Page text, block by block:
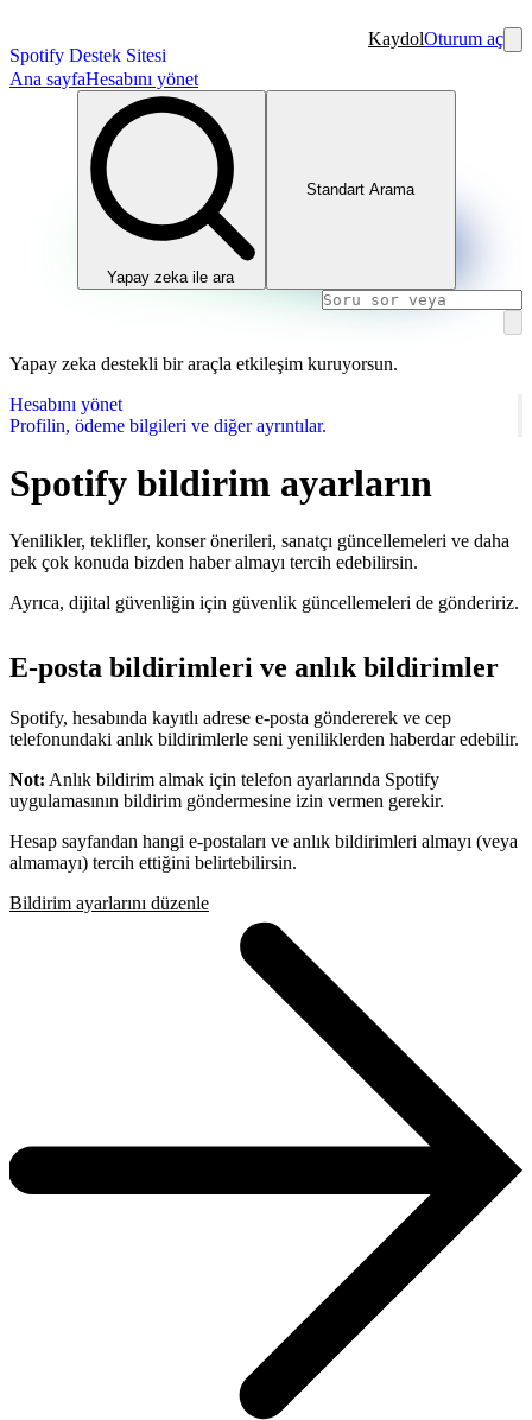
Spotify Destek Sitesi
KaydolOturum aç
Ana sayfaHesabını yönet
Yapay zeka ile ara
Standart Arama
Yapay zeka destekli bir araçla etkileşim kuruyorsun.
Hesabını yönet
Profilin, ödeme bilgileri ve diğer ayrıntılar.
Spotify bildirim ayarların
Yenilikler, teklifler, konser önerileri, sanatçı güncellemeleri ve daha
pek çok konuda bizden haber almayı tercih edebilirsin.
Ayrıca, dijital güvenliğin için güvenlik güncellemeleri de göndeririz.
E-posta bildirimleri ve anlık bildirimler
Spotify, hesabında kayıtlı adrese e-posta göndererek ve cep
telefonundaki anlık bildirimlerle seni yeniliklerden haberdar edebilir.
Not: Anlık bildirim almak için telefon ayarlarında Spotify
uygulamasının bildirim göndermesine izin vermen gerekir.
Hesap sayfandan hangi e-postaları ve anlık bildirimleri almayı (veya
almamayı) tercih ettiğini belirtebilirsin.
Bildirim ayarlarını düzenle